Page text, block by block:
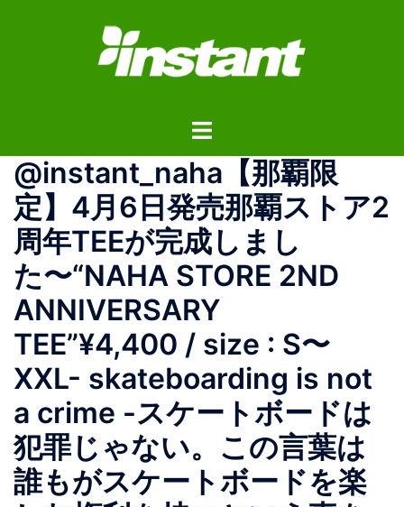
ス
ト
ル
メ
ニ
ュ
ー
@instant_naha【那覇限
定】4月6日発売那覇ストア2
周年TEEが完成しまし
た〜️“NAHA STORE 2ND
ANNIVERSARY
TEE”¥4,400 / size : S〜
XXL- skateboarding is not
a crime -スケートボードは
犯罪じゃない。この言葉は
誰もがスケートボードを楽